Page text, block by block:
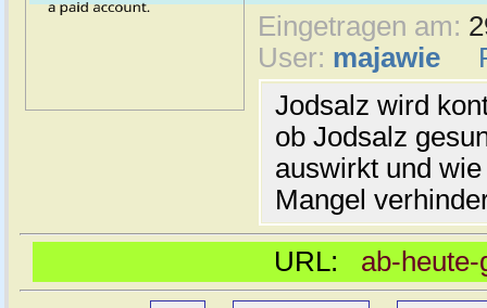
Eingetragen am:
User: majawie
Jodsalz wird
ob Jodsalz
auswirkt und
Mangel
URL: ab-